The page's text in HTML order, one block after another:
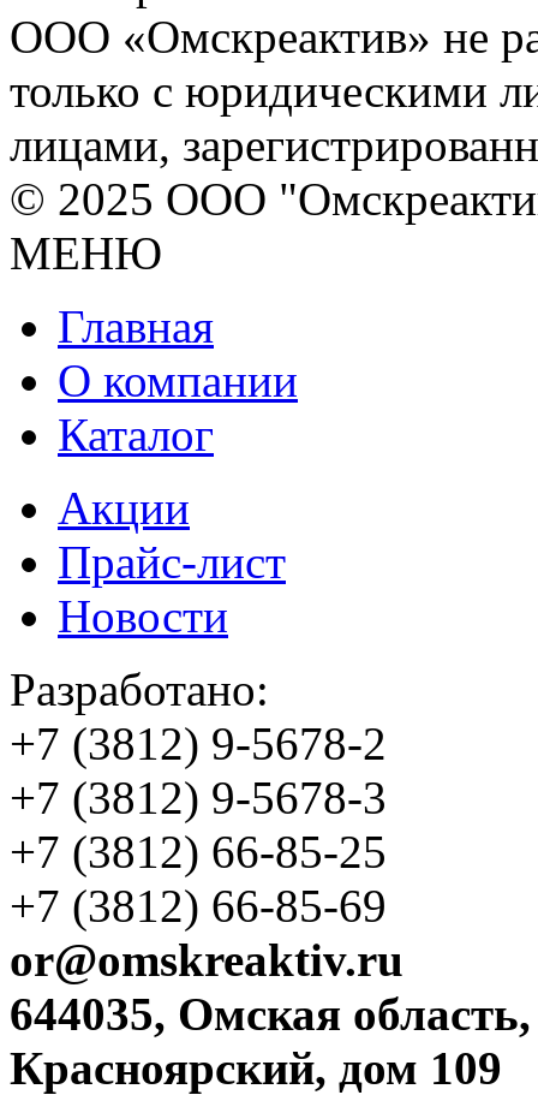
ООО «Омскреактив» не
только с юридическими
лицами,
© 2025 ООО
МЕНЮ
Главная
О компании
Каталог
Акции
Прайс-лист
Новости
Разработано:
+7 (3812) 9-5678-2
+7 (3812) 9-5678-3
+7 (3812) 66-85-25
+7 (3812) 66-85-69
or@omskreaktiv.ru
644035, Омская
Красноярский, дом 109